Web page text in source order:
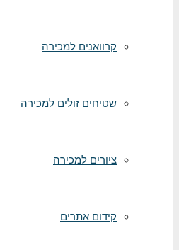
קרוואנים למכירה
שטיחים זולים למכירה
ציורים למכירה
קידום אתרים